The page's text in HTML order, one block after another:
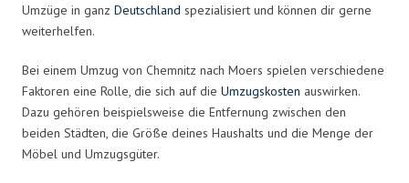
Umzüge in ganz Deutschland spezialisiert und können dir gerne
weiterhelfen.
Bei einem Umzug von Chemnitz nach Moers spielen verschiedene
Faktoren eine Rolle, die sich auf die Umzugskosten auswirken.
Dazu gehören beispielsweise die Entfernung zwischen den
beiden Städten, die Größe deines Haushalts und die Menge der
Möbel und Umzugsgüter.